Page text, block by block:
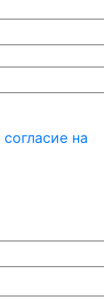
согласие на